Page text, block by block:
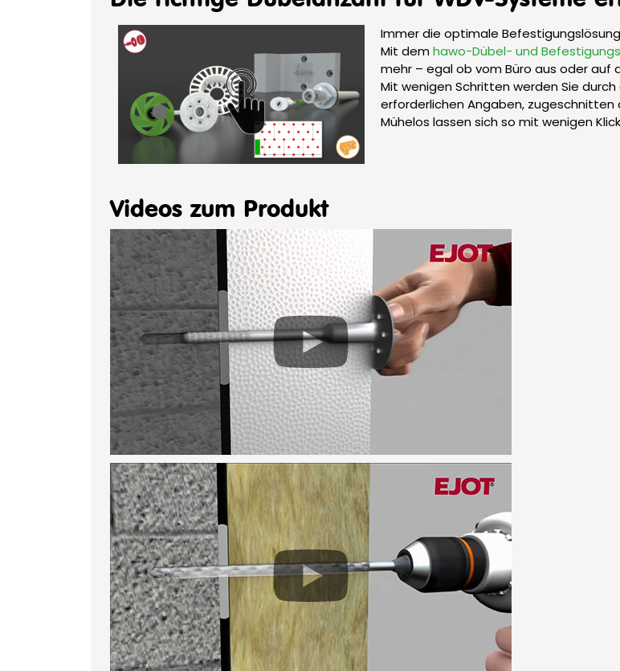
Immer die optimale
Mit demhawo-Dübel- und
mehr – egal ob vom Büro aus oder auf
Mit wenigen Schritten werden Sie
erforderlichen Angaben, zugeschnitten
Mühelos lassen sich so mit wenigen
Videos zum Produkt